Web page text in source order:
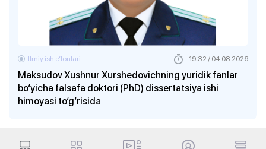
Maksudov Xushnur Xurshedovichning yuridik fanlar
bo‘yicha falsafa doktori (PhD) dissertatsiya ishi
himoyasi to‘g‘risida
Ilmiy ish eʼlonlari 19:32 / 04.08.2026